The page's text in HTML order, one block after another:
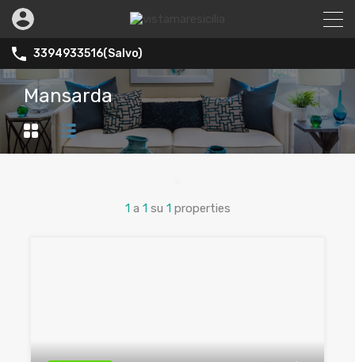
3394933516(Salvo)
Mansarda
1 a 1 su 1 properties